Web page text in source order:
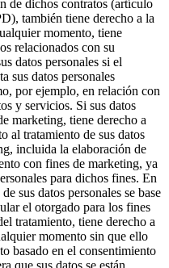
de dichos contratos (artículo
también tiene derecho a la
momento, tiene
relacionados con su
datos personales si el
sus datos personales
por ejemplo, en relación con
y servicios. Si sus datos
marketing, tiene derecho a
al tratamiento de sus datos
incluida la elaboración de
con fines de marketing, ya
para dichos fines. En
sus datos personales se base
el otorgado para los fines
tratamiento, tiene derecho a
momento sin que ello
basado en el consentimiento
que sus datos se están